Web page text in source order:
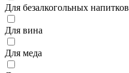
Для безалкогольных напитков
Для вина
Для меда